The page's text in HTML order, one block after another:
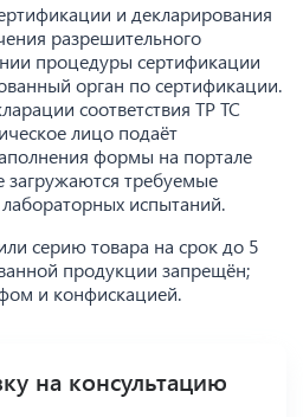
и декларирования
разрешительного
процедуры сертификации
орган по сертификации.
соответствия ТР ТС
лицо подаёт
формы на портале
загружаются требуемые
испытаний.
серию товара на срок до 5
продукции запрещён;
и конфискацией.
на консультацию